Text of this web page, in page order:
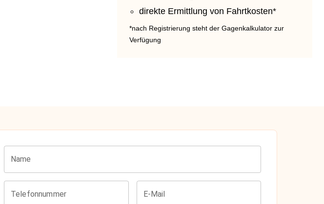
direkte Ermittlung von Fahrtkosten*
*nach Registrierung steht der Gagenkalkulator zur
Verfügung
Name
Telefonnummer E-Mail